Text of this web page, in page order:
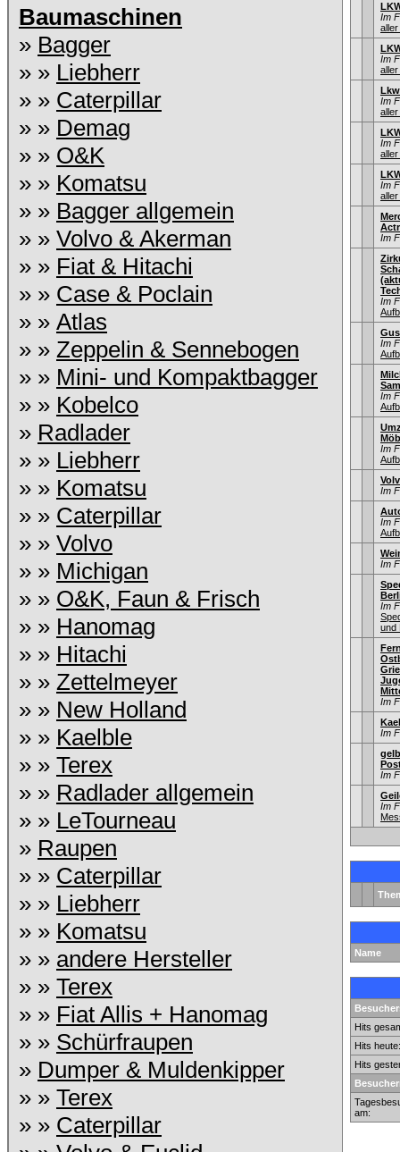
Baumaschinen
» Bagger
» » Liebherr
» » Caterpillar
» » Demag
» » O&K
» » Komatsu
» » Bagger allgemein
» » Volvo & Akerman
» » Fiat & Hitachi
» » Case & Poclain
» » Atlas
» » Zeppelin & Sennebogen
» » Mini- und Kompaktbagger
» » Kobelco
» Radlader
» » Liebherr
» » Komatsu
» » Caterpillar
» » Volvo
» » Michigan
» » O&K, Faun & Frisch
» » Hanomag
» » Hitachi
» » Zettelmeyer
» » New Holland
» » Kaelble
» » Terex
» » Radlader allgemein
» » LeTourneau
» Raupen
» » Caterpillar
» » Liebherr
» » Komatsu
» » andere Hersteller
» » Terex
» » Fiat Allis + Hanomag
» » Schürfraupen
» Dumper & Muldenkipper
» » Terex
» » Caterpillar
Im
aller
Im
aller
Im
aller
Im
aller
Im
aller
Im
Im
Im
Im
Im
Im
Im
Im
Im
und
Im
Im
Im
Im
Name
Hits
Hits heute:
Hits
am: